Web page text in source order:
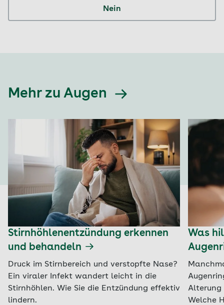
Nein
Mehr zu Augen
Stirnhöhlenentzündung erkennen
und behandeln
Druck im Stirnbereich und verstopfte Nase?
Ein viraler Infekt wandert leicht in die
Stirnhöhlen. Wie Sie die Entzündung effektiv
lindern.
Was
Alterung
Welche